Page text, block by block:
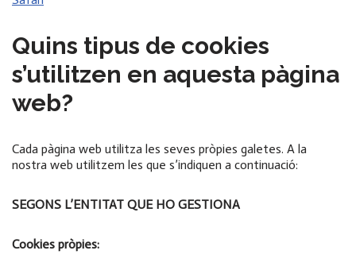
Quins tipus de cookies
s’utilitzen en aquesta pàgina
web?
Cada pàgina web utilitza les seves pròpies galetes. A la
nostra web utilitzem les que s’indiquen a continuació:
SEGONS L’ENTITAT QUE HO GESTIONA
Cookies pròpies: